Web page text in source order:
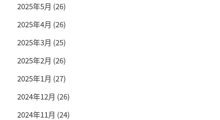
2025年5月 (26)
2025年4月 (26)
2025年3月 (25)
2025年2月 (26)
2025年1月 (27)
2024年12月 (26)
2024年11月 (24)